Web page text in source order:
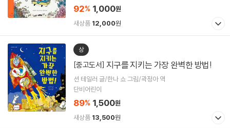
92% 1,000원
새상품 12,000원
상
[중고도서] 지구를 지키는 가장 완벽한 방법!
션 테일러 글/한나 쇼 그림/곽정아 역
단비어린이
89% 1,500원
새상품 13,500원